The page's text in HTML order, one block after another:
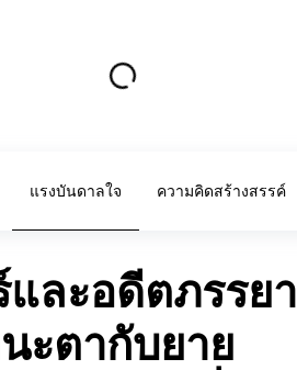
แรงบันดาลใจ ความคิดสร้างสรรค์
และอดีตภรรยา
ะตากับยาย